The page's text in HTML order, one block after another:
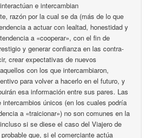
e intercambian
razón por la cual se da (más de lo que
a actuar con lealtad, honestidad y
a «cooperar», con el fin de
y generar confianza en las contra-
crear expectativas de nuevos
con los que intercambiaron,
para volver a hacerlo en el futuro, y
esa información entre sus pares. Las
intercambios únicos (en los cuales podría
a «traicionar») no son comunes en la
si se diese el caso del Viajero de
que, si el comerciante actúa